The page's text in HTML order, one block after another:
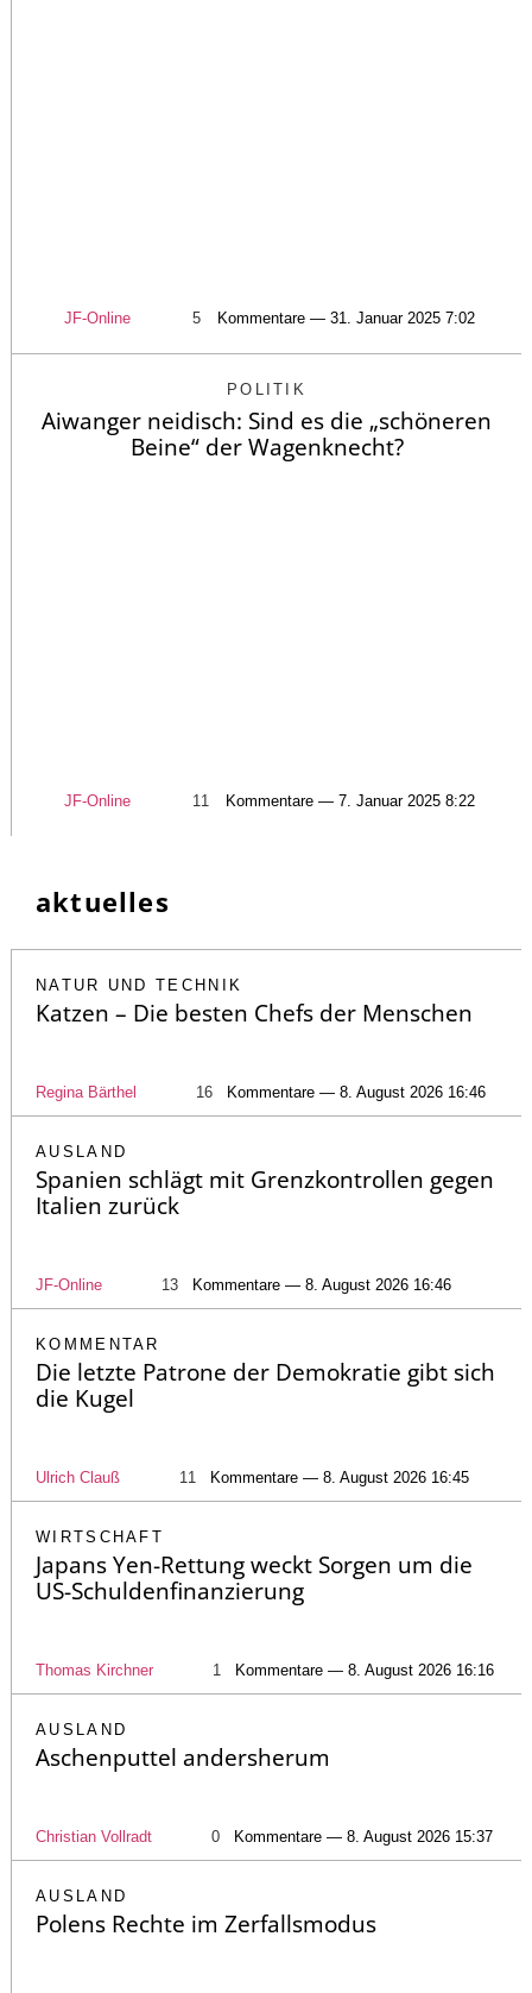
JF-Online 5 Kommentare — 31. Januar 2025 7:02
POLITIK
Aiwanger neidisch: Sind es die „schöneren
Beine“ der Wagenknecht?
JF-Online 11 Kommentare — 7. Januar 2025 8:22
aktuelles
NATUR UND TECHNIK
Katzen – Die besten Chefs der Menschen
Regina Bärthel 16 Kommentare — 8. August 2026 16:46
AUSLAND
Spanien schlägt mit Grenzkontrollen gegen
Italien zurück
JF-Online 13 Kommentare — 8. August 2026 16:46
KOMMENTAR
Die letzte Patrone der Demokratie gibt sich
die Kugel
Ulrich Clauß 11 Kommentare — 8. August 2026 16:45
WIRTSCHAFT
Japans Yen-Rettung weckt Sorgen um die
US-Schuldenfinanzierung
Thomas Kirchner 1 Kommentare — 8. August 2026 16:16
AUSLAND
Aschenputtel andersherum
Christian Vollradt 0 Kommentare — 8. August 2026 15:37
AUSLAND
Polens Rechte im Zerfallsmodus